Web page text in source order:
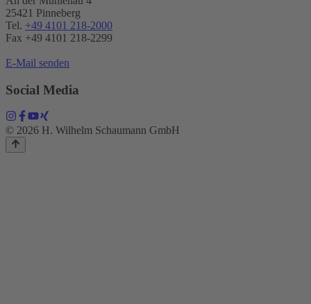
25421 Pinneberg
Tel. +49 4101 218-2000
Fax +49 4101 218​-2299
E-Mail senden
Social Media
© 2026 H. Wilhelm Schaumann GmbH